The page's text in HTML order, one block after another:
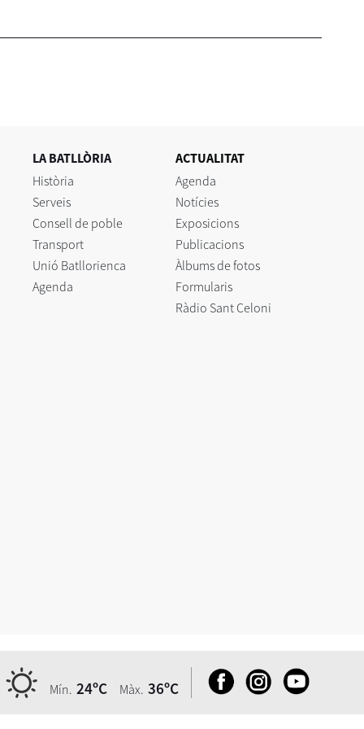
LA BATLLÒRIA
Història
Serveis
Consell de poble
Transport
Unió Batllorienca
Agenda
ACTUALITAT
Agenda
Notícies
Exposicions
Publicacions
Àlbums de fotos
Formularis
Ràdio Sant Celoni
Mín. 24ºC Màx. 36ºC